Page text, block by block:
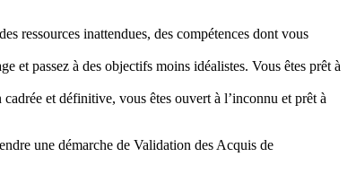
ressources inattendues, des compétences dont vous
et passez à des objectifs moins idéalistes. Vous êtes prêt à
et définitive, vous êtes ouvert à l’inconnu et prêt à
une démarche de Validation des Acquis de